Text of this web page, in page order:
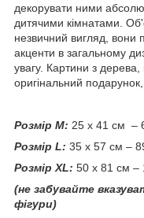
декорувати ними
дитячими кімнатами.
незвичний вигляд, вони
акценти в загальному
увагу. Картини з
оригінальний подарунок,
Розмір М: 25 х 41 см –
Розмір L: 35 х 57 см –
Розмір XL: 50 х 81 см –
(не забувайте
фігури)